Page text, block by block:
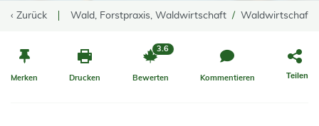
‹ Zurück Wald, Forstpraxis, Waldwirtschaft Waldwirtschaft
Merken Drucken Bewerten
3.6
Kommentieren Teilen